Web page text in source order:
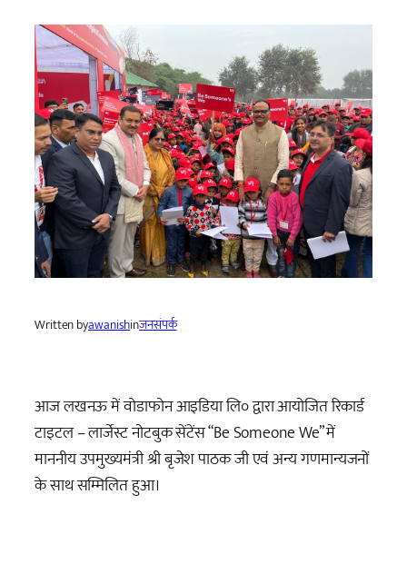
Written byawanishinजनसंपर्क
आज लखनऊ में वोडाफोन आइडिया लि० द्वारा आयोजित रिकार्ड
टाइटल – लार्जेस्ट नोटबुक सेंटेंस “Be Someone We” में
माननीय उपमुख्यमंत्री श्री बृजेश पाठक जी एवं अन्य गणमान्यजनों
के साथ सम्मिलित हुआ।